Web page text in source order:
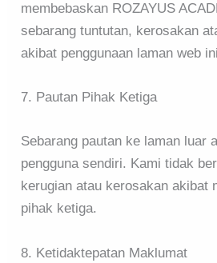
membebaskan ROZAYUS
sebarang tuntutan, kerosakan
akibat penggunaan laman web
7. Pautan Pihak Ketiga
Sebarang pautan ke laman luar
pengguna sendiri. Kami tidak
kerugian atau kerosakan akibat
pihak ketiga.
8. Ketidaktepatan Maklumat